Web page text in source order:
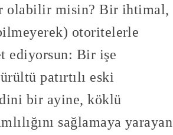
olabilir misin? Bir ihtimal,
otoritelerle
ediyorsun: Bir işe
patırtılı eski
bir ayine, köklü
sağlamaya yarayan